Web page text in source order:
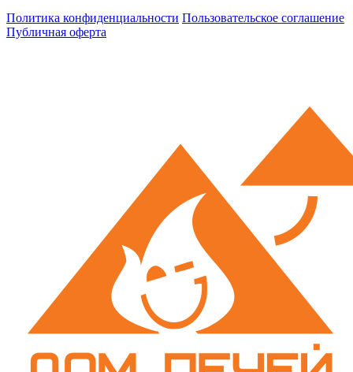
Политика конфиденциальности Пользовательское соглашение
Публичная оферта